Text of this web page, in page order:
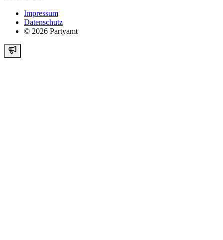
Impressum
Datenschutz
© 2026 Partyamt